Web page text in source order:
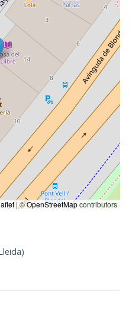
| ©OpenStreetMapcontributors